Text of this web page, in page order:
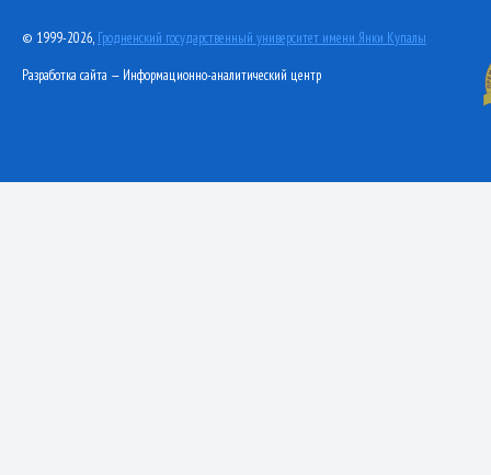
© 1999-2026, Гродненский государственный университет имени Янки Купалы
Разработка сайта — Информационно-аналитический центр